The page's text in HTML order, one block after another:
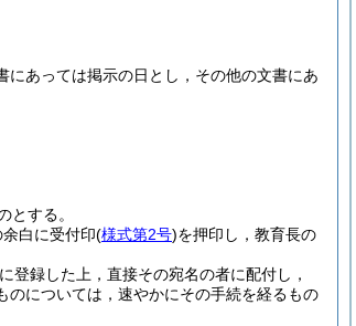
にあっては掲示の日とし，その他の文書にあ
とする。
白に受付印(様式第2号)を押印し，教育長の
録した上，直接その宛名の者に配付し，
のについては，速やかにその手続を経るもの